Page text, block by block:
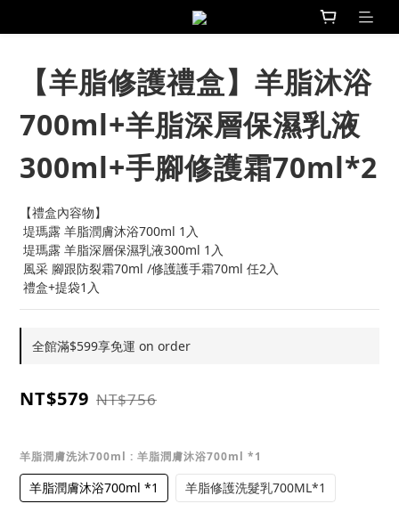
【羊脂修護禮盒】羊脂沐浴
700ml+羊脂深層保濕乳液
300ml+手腳修護霜70ml*2
【禮盒內容物】
堤瑪露 羊脂潤膚沐浴700ml 1入
堤瑪露 羊脂深層保濕乳液300ml 1入
風采 腳跟防裂霜70ml /修護護手霜70ml 任2入
禮盒+提袋1入
全館滿$599享免運 on order
NT$579 NT$756
羊脂潤膚洗沐700ml : 羊脂潤膚沐浴700ml *1
羊脂潤膚沐浴700ml *1 羊脂修護洗髮乳700ML*1